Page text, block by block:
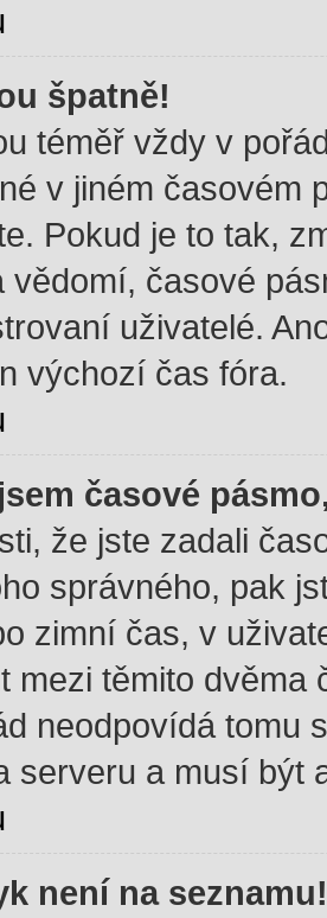
špatně!
téměř vždy v
v jiném časovém
Pokud je to tak,
vědomí, časové
uživatelé.
výchozí čas fóra.
časové
že jste zadali
správného, pak
zimní čas, v
mezi těmito
neodpovídá tomu
serveru a musí být
není na seznamu!